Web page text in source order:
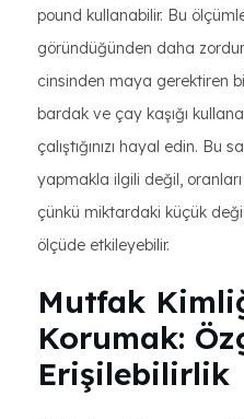
pound kullanabilir. Bu
göründüğünden daha
cinsinden maya gerektiren
bardak ve çay kaşığı
çalıştığınızı hayal edin. Bu
yapmakla ilgili değil,
çünkü miktardaki küçük
ölçüde etkileyebilir.
Mutfak
Korumak:
Erişilebilirlik